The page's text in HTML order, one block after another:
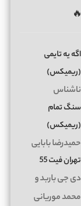
اگه یه تایمی
(ریمیکس)
ناشناس
سنگ تمام
(ریمیکس)
حمیدرضا بابایی
تهران فیت 55
دی جی باربد و
محمد موریانی